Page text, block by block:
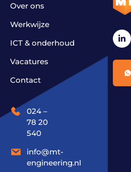
Over ons
Werkwijze
ICT & onderhoud
Vacatures
Contact
024 –
78 20
540
info@mt-
engineering.nl